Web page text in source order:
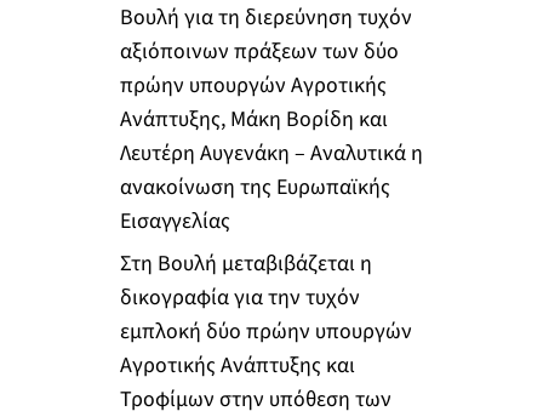
Βουλή για τη διερεύνηση τυχόν
αξιόποινων πράξεων των δύο
πρώην υπουργών Αγροτικής
Ανάπτυξης, Μάκη Βορίδη και
Λευτέρη Αυγενάκη – Αναλυτικά η
ανακοίνωση της Ευρωπαϊκής
Εισαγγελίας
Στη Βουλή μεταβιβάζεται η
δικογραφία για την τυχόν
εμπλοκή δύο πρώην υπουργών
Αγροτικής Ανάπτυξης και
Τροφίμων στην υπόθεση των